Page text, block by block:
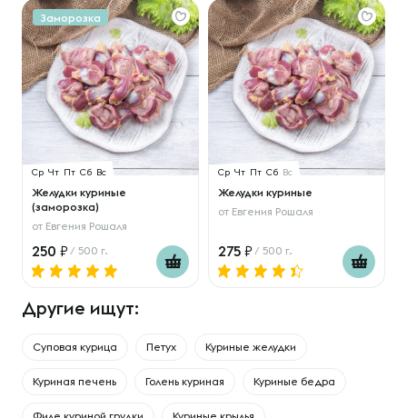
Заморозка
Ср Чт Пт Сб Вс
Желудки куриные
(заморозка)
от Евгения Рошаля
250 / 500 г.
Ср Чт Пт Сб Вс
Желудки куриные
от Евгения Рошаля
275 / 500 г.
Другие ищут:
Суповая курица Петух Куриные желудки
Куриная печень Голень куриная Куриные бедра